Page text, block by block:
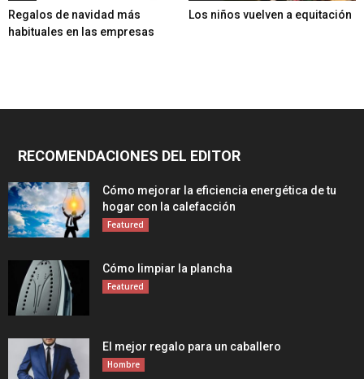
Regalos de navidad más
habituales en las empresas
Los niños vuelven a equitación
RECOMENDACIONES DEL EDITOR
Cómo mejorar la eficiencia energética de tu
hogar con la calefacción
Featured
Cómo limpiar la plancha
Featured
El mejor regalo para un caballero
Hombre